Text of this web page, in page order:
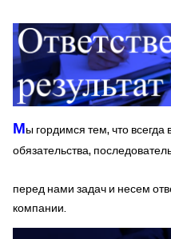
Мы гордимся тем, что
обязательства,
перед нами задач и несем
компании.